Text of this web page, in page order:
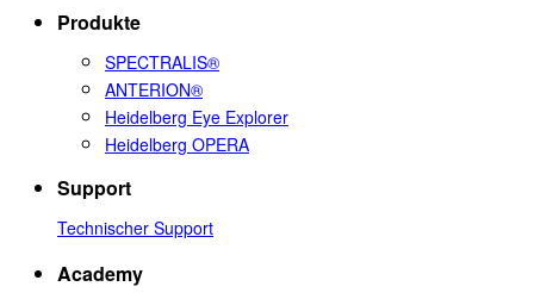
Produkte
SPECTRALIS®
ANTERION®
Heidelberg Eye Explorer
Heidelberg OPERA
Support
Technischer Support
Academy